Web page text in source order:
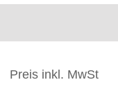
Preis inkl. MwSt